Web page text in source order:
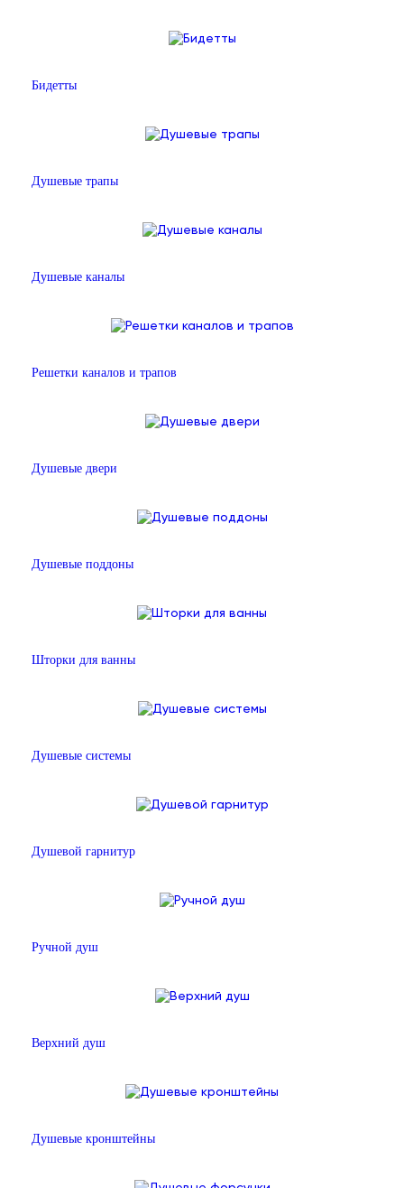
Бидетты
Душевые трапы
Душевые каналы
Решетки каналов и трапов
Душевые двери
Душевые поддоны
Шторки для ванны
Душевые системы
Душевой гарнитур
Ручной душ
Верхний душ
Душевые кронштейны